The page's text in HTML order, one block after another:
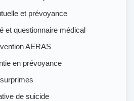
et prévoyance
et questionnaire médical
AERAS
en prévoyance
de suicide